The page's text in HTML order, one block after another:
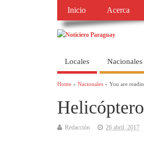
Inicio Acerca
Locales Nacionales
Home » Nacionales » You are
Redacción 26 abril, 2017